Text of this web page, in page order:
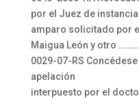
por el Juez de
amparo solicitado por
Maigua León y otro
0029-07-RS
apelación
interpuesto por el